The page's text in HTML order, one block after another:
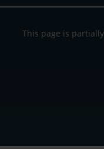
This page is